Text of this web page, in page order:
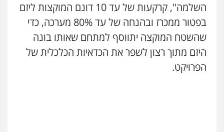
השלמה", קרקעות של עד 10 דונם המוקצות ליזם
בפטור ממכרז ובהנחה של עד 80% מערכה, כדי
שהשטח המוקצה יתווסף למתחם שאותו בונה
היזם מתוך רצון לשפר את הכדאיות הכלכלית של
הפרויקט.